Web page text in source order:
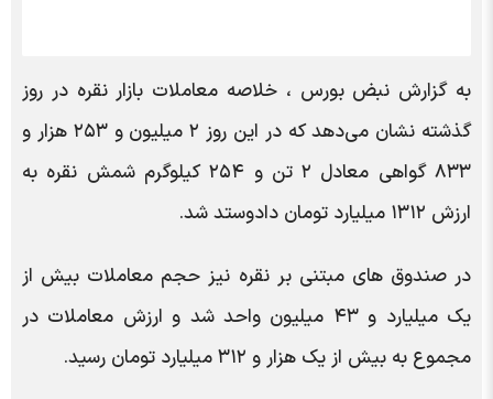
به گزارش نبض بورس ، خلاصه معاملات بازار نقره در روز
گذشته نشان می‌دهد که در این روز ۲ میلیون و ۲۵۳ هزار و
۸۳۳ گواهی معادل ۲ تن و ۲۵۴ کیلوگرم شمش نقره به
ارزش ۱۳۱۲ میلیارد تومان دادوستد شد.
در صندوق های مبتنی بر نقره نیز حجم معاملات بیش از
یک میلیارد و ۴۳ میلیون واحد شد و ارزش معاملات در
مجموع به بیش از یک هزار و ۳۱۲ میلیارد تومان رسید.